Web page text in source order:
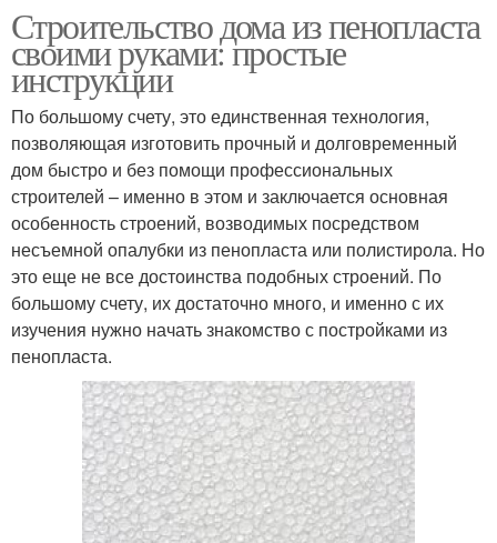
Строительство дома из пенопласта
своими руками: простые
инструкции
По большому счету, это единственная технология,
позволяющая изготовить прочный и долговременный
дом быстро и без помощи профессиональных
строителей – именно в этом и заключается основная
особенность строений, возводимых посредством
несъемной опалубки из пенопласта или полистирола. Но
это еще не все достоинства подобных строений. По
большому счету, их достаточно много, и именно с их
изучения нужно начать знакомство с постройками из
пенопласта.